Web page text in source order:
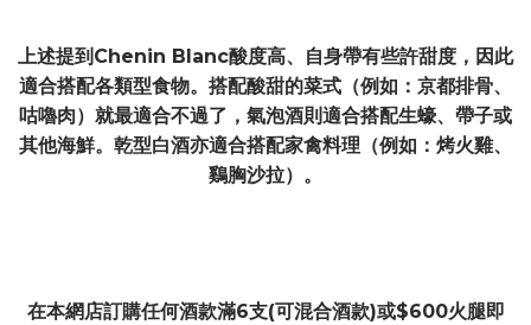
上述提到Chenin Blanc酸度高、自身帶有些許甜度，因此
適合搭配各類型食物。搭配酸甜的菜式（例如：京都排骨、
咕嚕肉）就最適合不過了，氣泡酒則適合搭配生蠔、帶子或
其他海鮮。乾型白酒亦適合搭配家禽料理（例如：烤火雞、
鷄胸沙拉）。
在本網店訂購任何酒款滿6支(可混合酒款)或$600火腿即